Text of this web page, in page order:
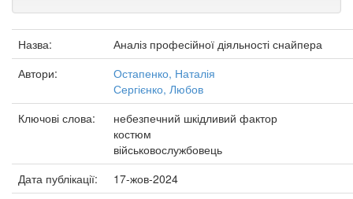
Назва:
Аналіз професійної діяльності снайпера
Автори:
Остапенко, Наталія
Сергієнко, Любов
Ключові слова:
небезпечний шкідливий фактор
костюм
військовослужбовець
Дата публікації:
17-жов-2024